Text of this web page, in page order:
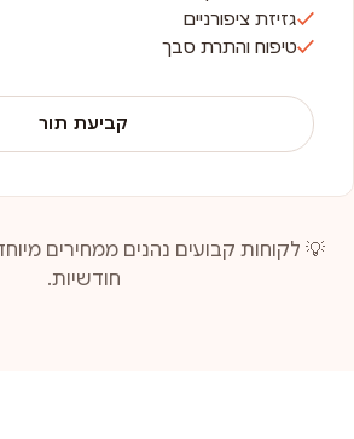
גזיזת ציפורניים
טיפוח והתרת סבך
קביעת תור
💡 לקוחות קבועים נהנים ממחירים
חודשיות.